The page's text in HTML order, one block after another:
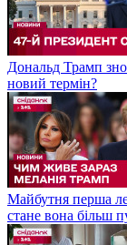
Дональд Трамп
новий термін?
Майбутня перша
стане вона більш